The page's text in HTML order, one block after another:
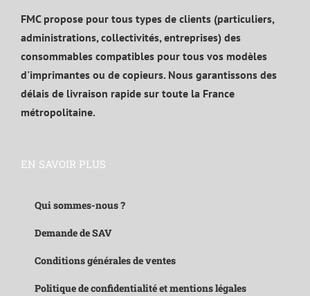
FMC propose pour tous types de clients (particuliers,
administrations, collectivités, entreprises) des
consommables compatibles pour tous vos modèles
d'imprimantes ou de copieurs. Nous garantissons des
délais de livraison rapide sur toute la France
métropolitaine.
EN SAVOIR PLUS
Qui sommes-nous ?
Demande de SAV
Conditions générales de ventes
Politique de confidentialité et mentions légales